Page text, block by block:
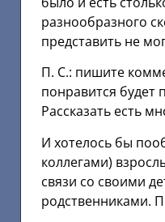
разнообразного
представить не
П. С.: пишите
понравится будет
Рассказать есть
И хотелось бы
коллегами)
связи со своими
родственниками.